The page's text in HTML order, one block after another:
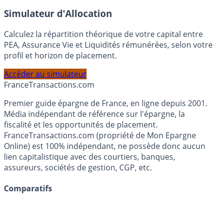
En savoir plus
Simulateur d'Allocation
Calculez la répartition théorique de votre capital entre
profil et horizon de placement.
FranceTransactions.com
Premier guide épargne de France, en ligne depuis 2001.
Média indépendant de référence sur l'épargne, la
fiscalité et les opportunités de placement.
FranceTransactions.com (propriété de Mon Epargne
Online) est 100% indépendant, ne possède donc aucun
assureurs, sociétés de gestion, CGP, etc.